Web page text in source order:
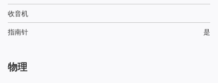
收音机
指南针
是
物理